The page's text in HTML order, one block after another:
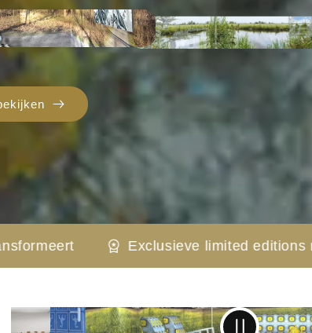
limited editions met certificaat